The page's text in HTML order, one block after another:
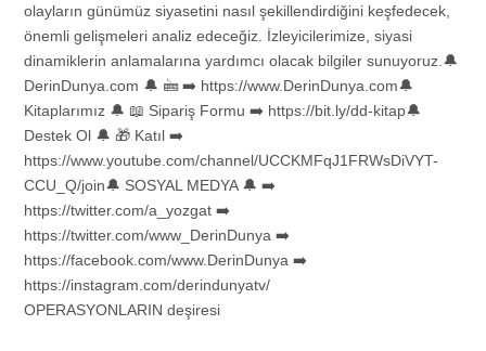
OPERASYONLARIN deşiresi